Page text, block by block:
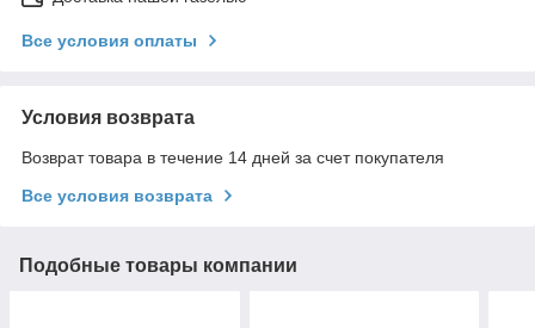
Все условия оплаты
Условия возврата
Возврат товара в течение 14 дней за счет покупателя
Все условия возврата
Подобные товары компании